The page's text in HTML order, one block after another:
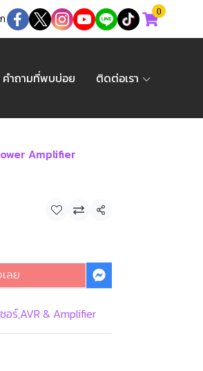
0
คำถามที่พบบ่อย ติดต่อเรา
Amplifier
แชร์
ลย
อร์,AVR & Amplifier